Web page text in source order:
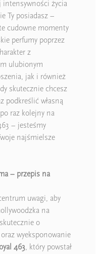
intensywności życia
Ty posiadasz –
cudowne momenty
perfumy poprzez
z
ulubionym
jak i również
skutecznie chcesz
podkreślić własną
raz kolejny na
– jesteśmy
najśmielsze
– przepis na
uwagi, aby
na
o
wyeksponowanie
463 , który powstał